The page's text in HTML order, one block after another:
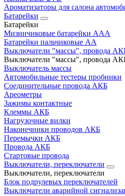
Ароматизаторы для салона
Батарейки
Батарейки
Мизинчиковые батарейки AAA
Батарейки пальчиковые АА
Выключатели "массы", провода
Выключатели "массы", провода
Выключатель массы
Автомобильные тестеры пробники
Соединительные провода АКБ
Ареометры
Зажимы контактные
Клеммы АКБ
Нагрузочные вилки
Наконечники проводов АКБ
Перемычки АКБ
Провода АКБ
Стартовые провода
Выключатели, переключатели
Выключатели, переключатели
Блок подрулевых переключателей
Выключатели аварийной